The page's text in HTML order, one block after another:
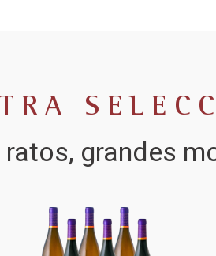
grandes